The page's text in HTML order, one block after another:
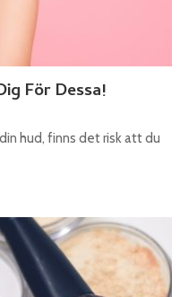
För Dessa!
hud, finns det risk att du